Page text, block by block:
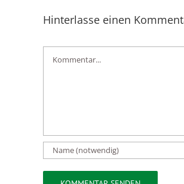
Hinterlasse einen